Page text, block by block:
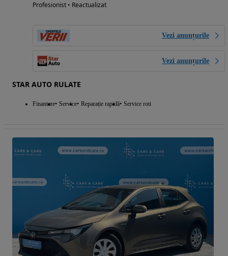
Profesionist • Reactualizat
Vezi anunțurile
Vezi anunțurile
STAR AUTO RULATE
Finantare Service Reparație rapidă Service roti